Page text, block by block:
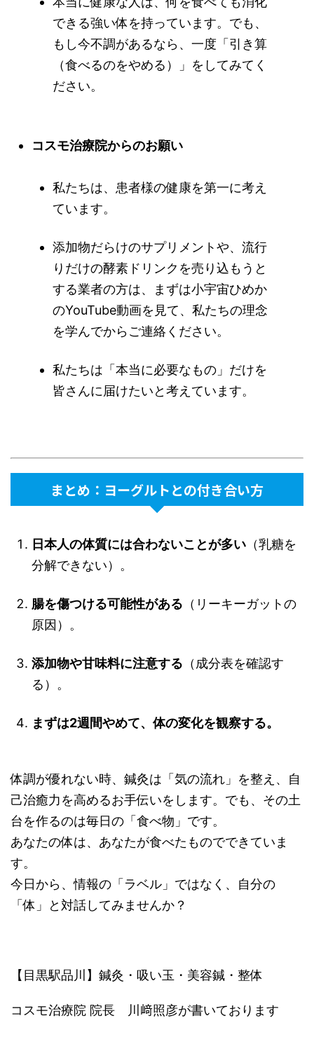
できる強い体を持っています。でも、
もし今不調があるなら、一度「引き算
（食べるのをやめる）」をしてみてく
ださい。
コスモ治療院からのお願い
私たちは、患者様の健康を第一に考え
ています。
添加物だらけのサプリメントや、流行
りだけの酵素ドリンクを売り込もうと
する業者の方は、まずは小宇宙ひめか
のYouTube動画を見て、私たちの理念
を学んでからご連絡ください。
私たちは「本当に必要なもの」だけを
皆さんに届けたいと考えています。
まとめ：ヨーグルトとの付き合い方
日本人の体質には合わないことが多い （乳糖を
分解できない）。
腸を傷つける可能性がある （リーキーガットの
原因）。
添加物や甘味料に注意する （成分表を確認す
る）。
まずは2週間やめて、体の変化を観察する。
体調が優れない時、鍼灸は「気の流れ」を整え、自
己治癒力を高めるお手伝いをします。でも、その土
台を作るのは毎日の「食べ物」です。
あなたの体は、あなたが食べたものでできていま
す。
今日から、情報の「ラベル」ではなく、自分の
「体」と対話してみませんか？
【目黒駅品川】鍼灸・吸い玉・美容鍼・整体
コスモ治療院 院長 川﨑照彦が書いております